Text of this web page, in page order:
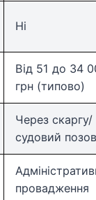
Ні
Від 51 до 34
грн (типово)
Через скаргу/
судовий позов
провадження